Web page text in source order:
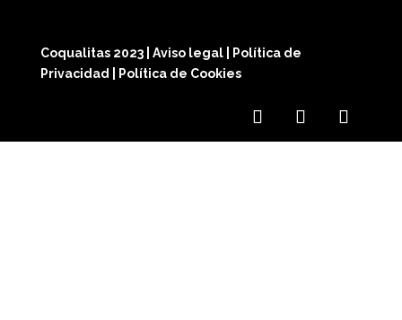
Coqualitas 2023 Aviso legal
Política de
Privacidad
Política de Cookies